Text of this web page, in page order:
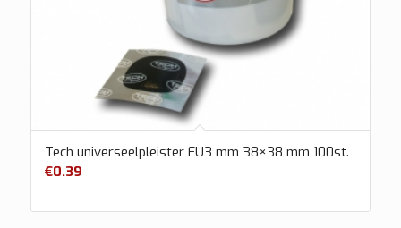
Tech universeelpleister FU3 mm 38×38 mm 100st.
€0.39